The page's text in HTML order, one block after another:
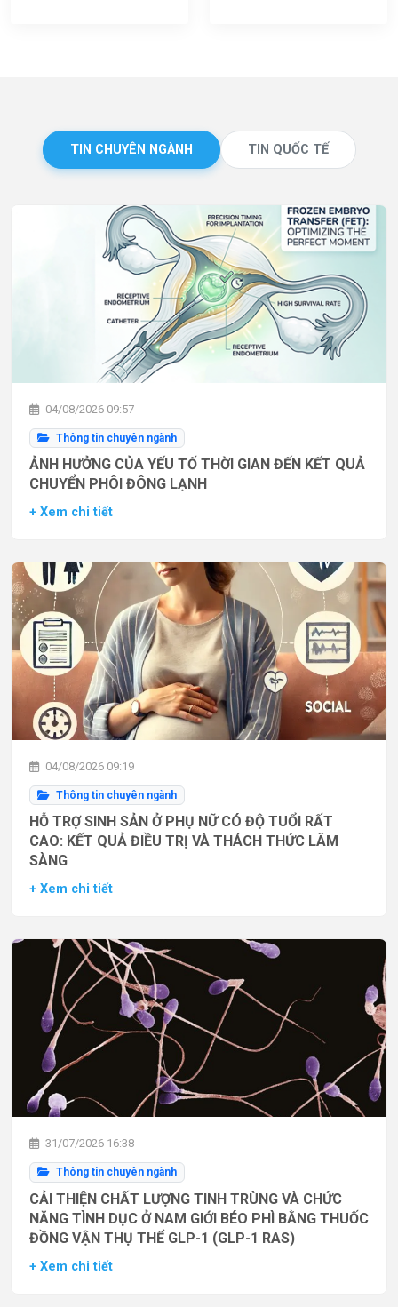
TIN CHUYÊN NGÀNH TIN QUỐC TẾ
04/08/2026 09:57
Thông tin chuyên ngành
ẢNH HƯỞNG CỦA YẾU TỐ THỜI GIAN ĐẾN KẾT QUẢ
CHUYỂN PHÔI ĐÔNG LẠNH
+ Xem chi tiết
04/08/2026 09:19
Thông tin chuyên ngành
HỖ TRỢ SINH SẢN Ở PHỤ NỮ CÓ ĐỘ TUỔI RẤT
CAO: KẾT QUẢ ĐIỀU TRỊ VÀ THÁCH THỨC LÂM
SÀNG
+ Xem chi tiết
31/07/2026 16:38
Thông tin chuyên ngành
CẢI THIỆN CHẤT LƯỢNG TINH TRÙNG VÀ CHỨC
NĂNG TÌNH DỤC Ở NAM GIỚI BÉO PHÌ BẰNG THUỐC
ĐỒNG VẬN THỤ THỂ GLP-1 (GLP-1 RAS)
+ Xem chi tiết